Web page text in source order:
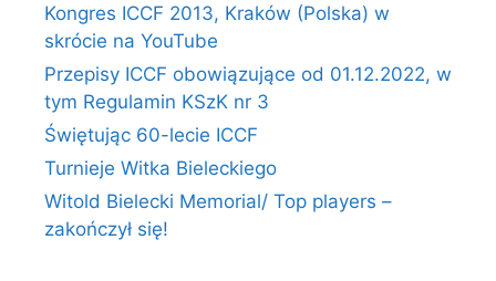
Kongres ICCF 2013, Kraków (Polska) w
skrócie na YouTube
Przepisy ICCF obowiązujące od 01.12.2022, w
tym Regulamin KSzK nr 3
Świętując 60-lecie ICCF
Turnieje Witka Bieleckiego
Witold Bielecki Memorial/ Top players –
zakończył się!